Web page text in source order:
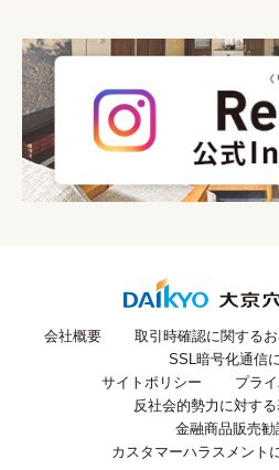
会社概要
取引時確認に関する
SSL暗号化通信
サイトポリシー
プラ
反社会的勢力に対す
金融商品販売勧
カスタマーハラスメント